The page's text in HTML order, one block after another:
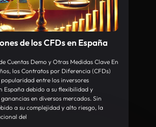
de los CFDs en España
Cuentas Demo y Otras Medidas Clave En
los Contratos por Diferencia (CFDs)
entre los inversores
España debido a su flexibilidad y
en diversos mercados. Sin
a su complejidad y alto riesgo, la
del